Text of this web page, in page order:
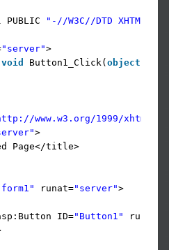
PUBLIC "-//W3C//DTD XHTML
"server">
void Button1_Click( object
www.w3.org/1999/xhtml"
>
Page</title>
runat="server">
ID="Button1" runat=